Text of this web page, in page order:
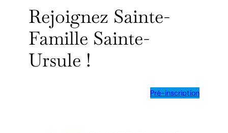
Rejoignez Sainte-
Famille Sainte-
Ursule !
Pré-inscription